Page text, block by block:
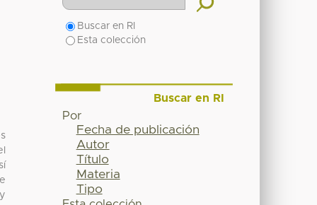
Buscar en RI
Esta colección
Buscar en RI
Por
Fecha de publicación
Autor
Título
Materia
Tipo